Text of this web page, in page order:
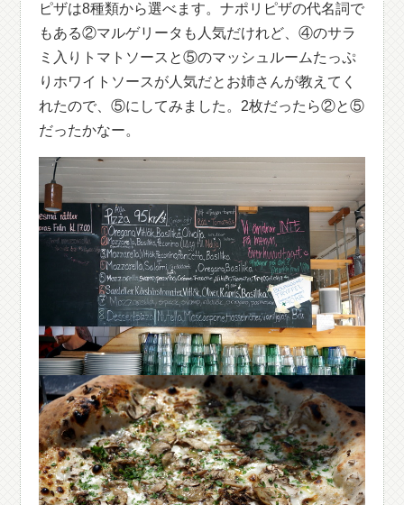
ピザは8種類から選べます。ナポリピザの代名詞で
もある②マルゲリータも人気だけれど、④のサラ
ミ入りトマトソースと⑤のマッシュルームたっぷ
りホワイトソースが人気だとお姉さんが教えてく
れたので、⑤にしてみました。2枚だったら②と⑤
だったかなー。